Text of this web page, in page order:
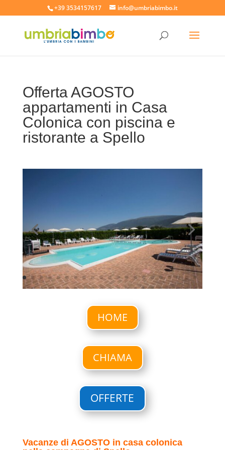
+39 3534157617 info@umbriabimbo.it
Offerta AGOSTO
appartamenti in Casa
Colonica con piscina e
ristorante a Spello
HOME
CHIAMA
OFFERTE
Vacanze di AGOSTO in casa colonica